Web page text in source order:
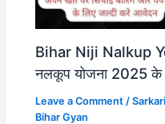
Bihar Niji Nalkup
नलकूप योजना 2025
Leave a Comment /
Bihar Gyan